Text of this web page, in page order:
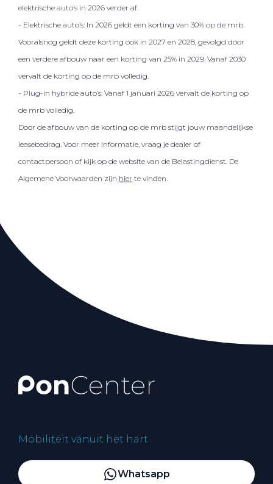
elektrische auto’s in 2026 verder af.
- Elektrische auto’s: In 2026 geldt een korting van 30% op de mrb.
Vooralsnog geldt deze korting ook in 2027 en 2028, gevolgd door
een verdere afbouw naar een korting van 25% in 2029. Vanaf 2030
vervalt de korting op de mrb volledig.
- Plug-in hybride auto’s: Vanaf 1 januari 2026 vervalt de korting op
de mrb volledig.
Door de afbouw van de korting op de mrb stijgt jouw maandelijkse
leasebedrag. Voor meer informatie, vraag je dealer of
contactpersoon of kijk op de website van de Belastingdienst. De
Algemene Voorwaarden zijn hier te vinden.
Mobiliteit vanuit het hart
Whatsapp